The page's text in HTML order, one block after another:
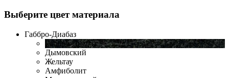
Выберите цвет материала
Габбро-Диабаз
Габбро-Диабаз
Дымовский
Жельтау
Амфиболит